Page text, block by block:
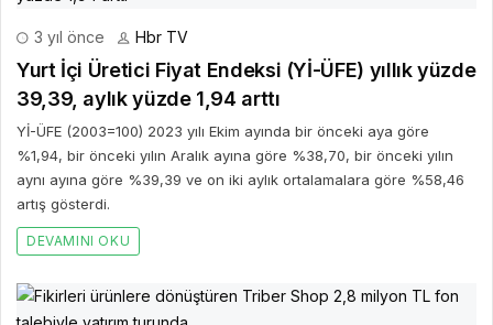
3 yıl önce Hbr TV
Yurt İçi Üretici Fiyat Endeksi (Yİ-ÜFE) yıllık yüzde
39,39, aylık yüzde 1,94 arttı
Yİ-ÜFE (2003=100) 2023 yılı Ekim ayında bir önceki aya göre
%1,94, bir önceki yılın Aralık ayına göre %38,70, bir önceki yılın
aynı ayına göre %39,39 ve on iki aylık ortalamalara göre %58,46
artış gösterdi.
DEVAMINI OKU